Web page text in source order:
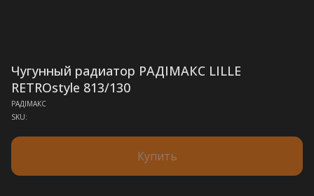
Чугунный радиатор РАДIМАКС LILLE
RETROstyle 813/130
РАДIМАКС
SKU:
Купить